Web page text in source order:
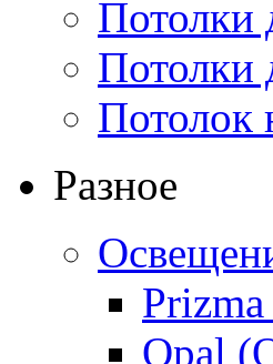
Потолки
Потолки
Потолок
Разное
Opal